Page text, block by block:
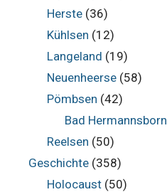
Herste(36)
Kühlsen (12)
Langeland (19)
Neuenheerse(58)
Pömbsen (42)
Bad Hermannsborn
Reelsen (50)
Geschichte (358)
Holocaust(50)